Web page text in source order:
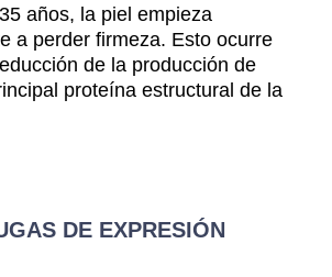
años, la piel empieza
a perder firmeza. Esto ocurre
de la producción de
proteína estructural de la
DE EXPRESIÓN